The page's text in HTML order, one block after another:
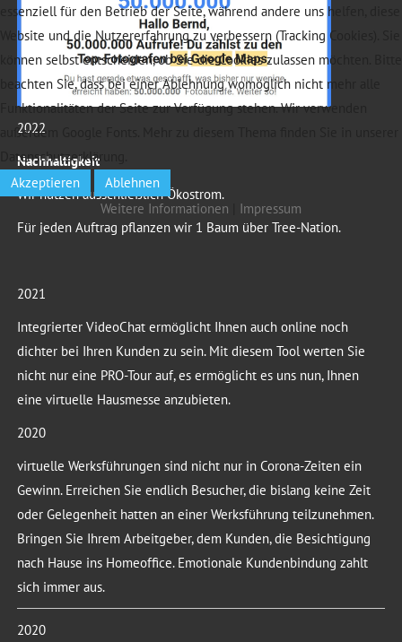
2022
Nachhaltigkeit
Wir nutzen ausschließlich Ökostrom.
Für jeden Auftrag pflanzen wir 1 Baum über Tree-Nation.
2021
Integrierter VideoChat ermöglicht Ihnen auch online noch
dichter bei Ihren Kunden zu sein. Mit diesem Tool werten Sie
nicht nur eine PRO-Tour auf, es ermöglicht es uns nun, Ihnen
eine virtuelle Hausmesse anzubieten.
2020
virtuelle Werksführungen sind nicht nur in Corona-Zeiten ein
Gewinn. Erreichen Sie endlich Besucher, die bislang keine Zeit
oder Gelegenheit hatten an einer Werksführung teilzunehmen.
Bringen Sie Ihrem Arbeitgeber, dem Kunden, die Besichtigung
nach Hause ins Homeoffice. Emotionale Kundenbindung zahlt
sich immer aus.
2020
essenziell für den Betrieb der Seite, während andere uns helfen, diese
Website und die Nutzererfahrung zu verbessern (Tracking Cookies). Sie
können selbst entscheiden, ob Sie die Cookies zulassen möchten. Bitte
beachten Sie, dass bei einer Ablehnung womöglich nicht mehr alle
Funktionalitäten der Seite zur Verfügung stehen. Wir verwenden
außerdem Google Fonts. Mehr zu diesem Thema finden Sie in unserer
Datenschutzerklärung.
Akzeptieren
Ablehnen
Weitere Informationen
Impressum